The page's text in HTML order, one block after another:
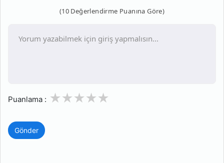
(10 Değerlendirme Puanına Göre)
Puanlama : 3
2
1
Gönder